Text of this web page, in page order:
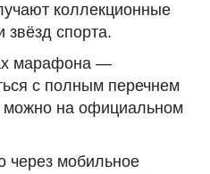
коллекционные
звёзд спорта.
марафона —
с полным перечнем
можно на официальном
через мобильное